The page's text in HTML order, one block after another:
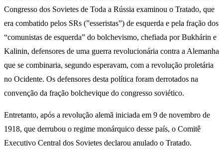
Congresso dos Sovietes de Toda a Rússia examinou o Tratado, que
era combatido pelos SRs (”esseristas”) de esquerda e pela fração dos
“comunistas de esquerda” do bolchevismo, chefiada por Bukhárin e
Kalinin, defensores de uma guerra revolucionária contra a Alemanha
que se combinaria, segundo esperavam, com a revolução proletária
no Ocidente. Os defensores desta política foram derrotados na
convenção da fração bolchevique do congresso soviético.
Entretanto, após a revolução alemã iniciada em 9 de novembro de
1918, que derrubou o regime monárquico desse país, o Comitê
Executivo Central dos Sovietes declarou anulado o Tratado.